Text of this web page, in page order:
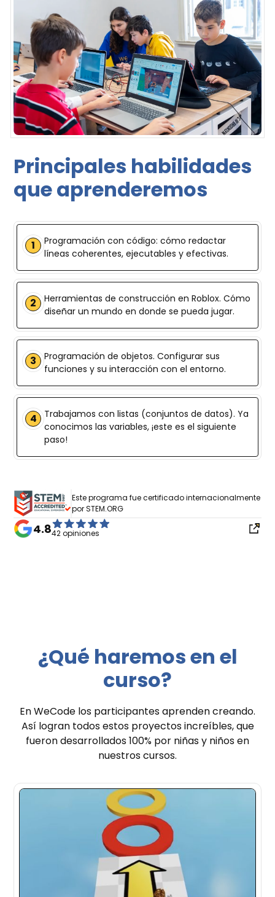
Principales habilidades
que aprenderemos
1
Programación con código: cómo redactar
líneas coherentes, ejecutables y efectivas.
2
Herramientas de construcción en Roblox. Cómo
diseñar un mundo en donde se pueda jugar.
3
Programación de objetos. Configurar sus
funciones y su interacción con el entorno.
4
Trabajamos con listas (conjuntos de datos). Ya
conocimos las variables, ¡este es el siguiente
paso!
Este programa fue certificado internacionalmente
por STEM.ORG
4.842 opiniones
¿Qué haremos en el
curso?
En WeCode los participantes aprenden creando.
Así logran todos estos proyectos increíbles, que
fueron desarrollados 100% por niñas y niños en
nuestros cursos.